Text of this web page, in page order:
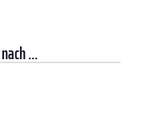
nach ...